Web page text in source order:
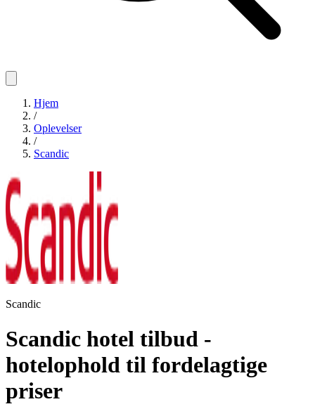
Hjem
/
Oplevelser
/
Scandic
Scandic
Scandic hotel tilbud -
hotelophold til fordelagtige
priser